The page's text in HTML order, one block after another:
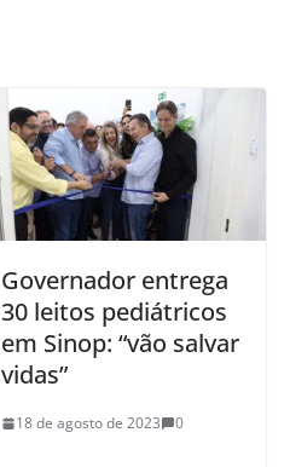
Governador entrega
30 leitos pediátricos
em Sinop: “vão salvar
vidas”
18 de agosto de 2023 0